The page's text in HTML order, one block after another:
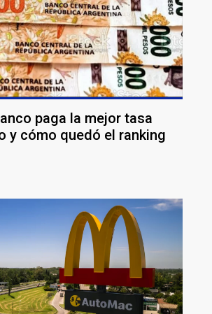
paga la mejor tasa
y cómo quedó el ranking